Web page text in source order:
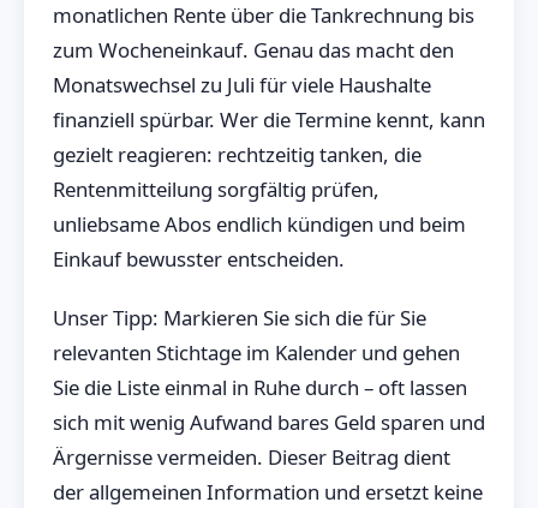
monatlichen Rente über die Tankrechnung bis
zum Wocheneinkauf. Genau das macht den
Monatswechsel zu Juli für viele Haushalte
finanziell spürbar. Wer die Termine kennt, kann
gezielt reagieren: rechtzeitig tanken, die
Rentenmitteilung sorgfältig prüfen,
unliebsame Abos endlich kündigen und beim
Einkauf bewusster entscheiden.
Unser Tipp: Markieren Sie sich die für Sie
relevanten Stichtage im Kalender und gehen
Sie die Liste einmal in Ruhe durch – oft lassen
sich mit wenig Aufwand bares Geld sparen und
Ärgernisse vermeiden. Dieser Beitrag dient
der allgemeinen Information und ersetzt keine